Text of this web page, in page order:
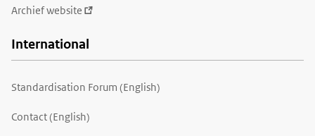
Archief website
International
Standardisation Forum (English)
Contact (English)